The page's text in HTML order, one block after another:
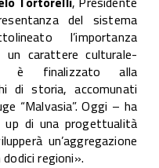
del sistema
l’importanza
un carattere culturale-
è finalizzato alla
di storia, accomunati
“Malvasia”. Oggi – ha
di una progettualità
un’aggregazione
regioni».